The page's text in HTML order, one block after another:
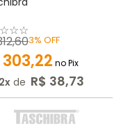
☆☆☆
,603% OFF
303,22 no Pix
de R$ 38,73